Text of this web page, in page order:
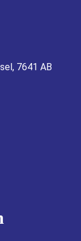
7641 AB